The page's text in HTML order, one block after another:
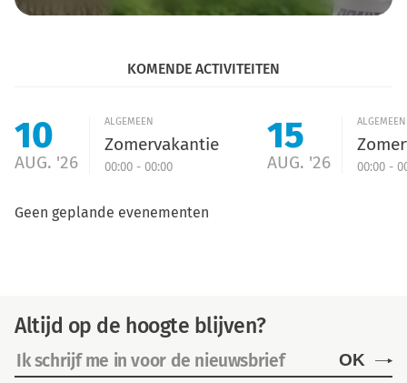
KOMENDE ACTIVITEITEN
10
AUG. '26
ALGEMEEN
Zomervakantie
00:00 - 00:00
15
AUG. '26
ALGEMEEN
00:00 -
Geen geplande evenementen
Altijd op de hoogte blijven?
OK